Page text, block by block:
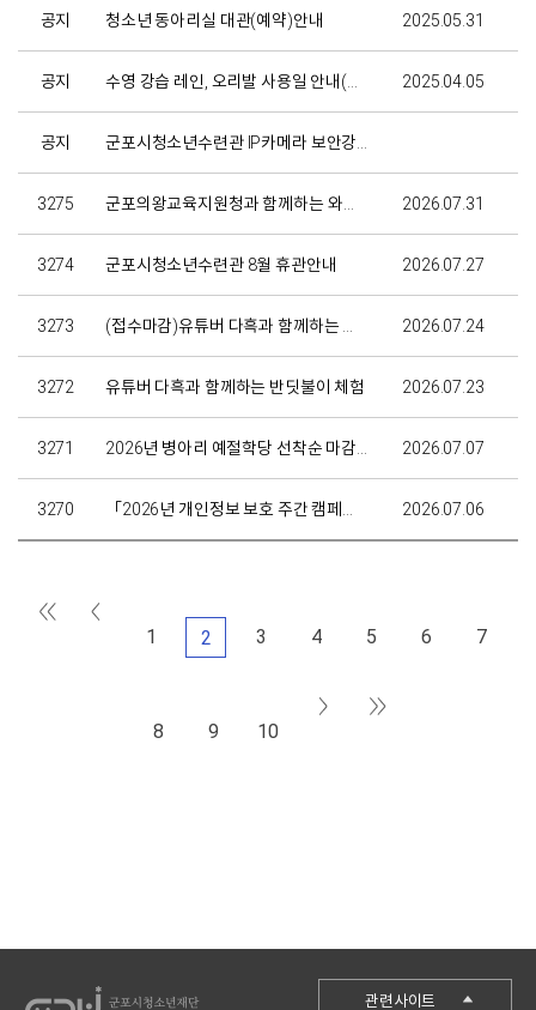
공지 청소년 동아리실 대관(예약)안내 2025.05.31
공지 수영 강습 레인, 오리발 사용일 안내(강습 첫날 참고용) 2025.04.05
공지 군포시청소년수련관 IP카메라 보안강화 점검 안내
3275 군포의왕교육지원청과 함께하는 와글와글 돌봄교실 전문강사(축구 또는 풋살) 채용 공고 2026.07.31
3274 군포시청소년수련관 8월 휴관안내 2026.07.27
3273 (접수마감)유튜버 다흑과 함께하는 반딧불이 체험행사 2026.07.24
3272 유튜버 다흑과 함께하는 반딧불이 체험 2026.07.23
3271 2026년 병아리 예절학당 선착순 마감 안내 2026.07.07
3270 「2026년 개인정보 보호 주간 캠페인」안내 2026.07.06
1 2 3 4 5 6 7
8 9 10
관련사이트
군포시청